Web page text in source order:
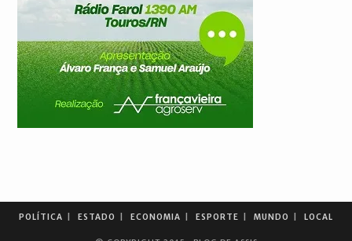
POLÍTICA ESTADO ECONOMIA ESPORTE MUNDO LOCAL